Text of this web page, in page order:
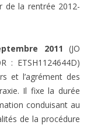
de la rentrée 2012-
2011 (JO
: ETSH1124644D)
et l’agrément des
Il fixe la durée
conduisant au
de la procédure